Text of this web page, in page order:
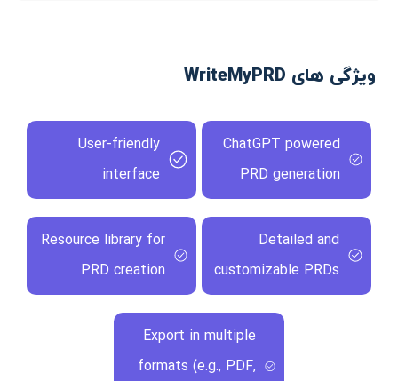
ویژگی های WriteMyPRD
ChatGPT powered
PRD generation
User-friendly
interface
Detailed and
customizable PRDs
Resource library for
PRD creation
Export in multiple
formats (e.g., PDF,